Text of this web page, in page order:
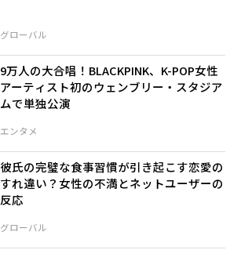
グローバル
エンタメ
9万人の大合唱！BLACKPINK、K-POP女性
アーティスト初のウェンブリー・スタジア
ムで単独公演
グローバル
彼氏の完璧な食事習慣が引き起こす恋愛の
すれ違い？女性の不満とネットユーザーの
反応